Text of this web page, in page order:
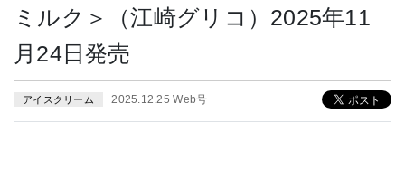
ミルク＞（江崎グリコ）2025年11
月24日発売
アイスクリーム 2025.12.25 Web号